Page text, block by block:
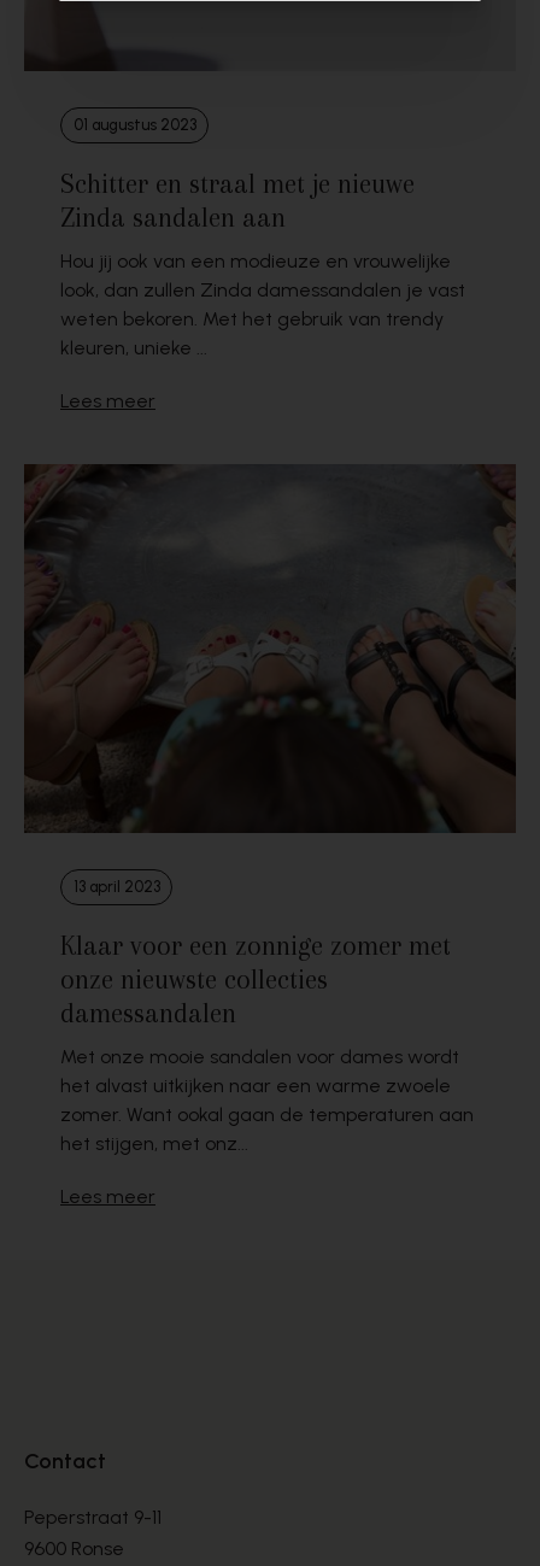
01 augustus 2023
Schitter en straal met je nieuwe
Zinda sandalen aan
Hou jij ook van een modieuze en vrouwelijke
look, dan zullen Zinda damessandalen je vast
weten bekoren. Met het gebruik van trendy
kleuren, unieke ...
Lees meer
13 april 2023
Klaar voor een zonnige zomer met
onze nieuwste collecties
damessandalen
Met onze mooie sandalen voor dames wordt
het alvast uitkijken naar een warme zwoele
zomer. Want ookal gaan de temperaturen aan
het stijgen, met onz...
Lees meer
Contact
Peperstraat 9-11
9600 Ronse